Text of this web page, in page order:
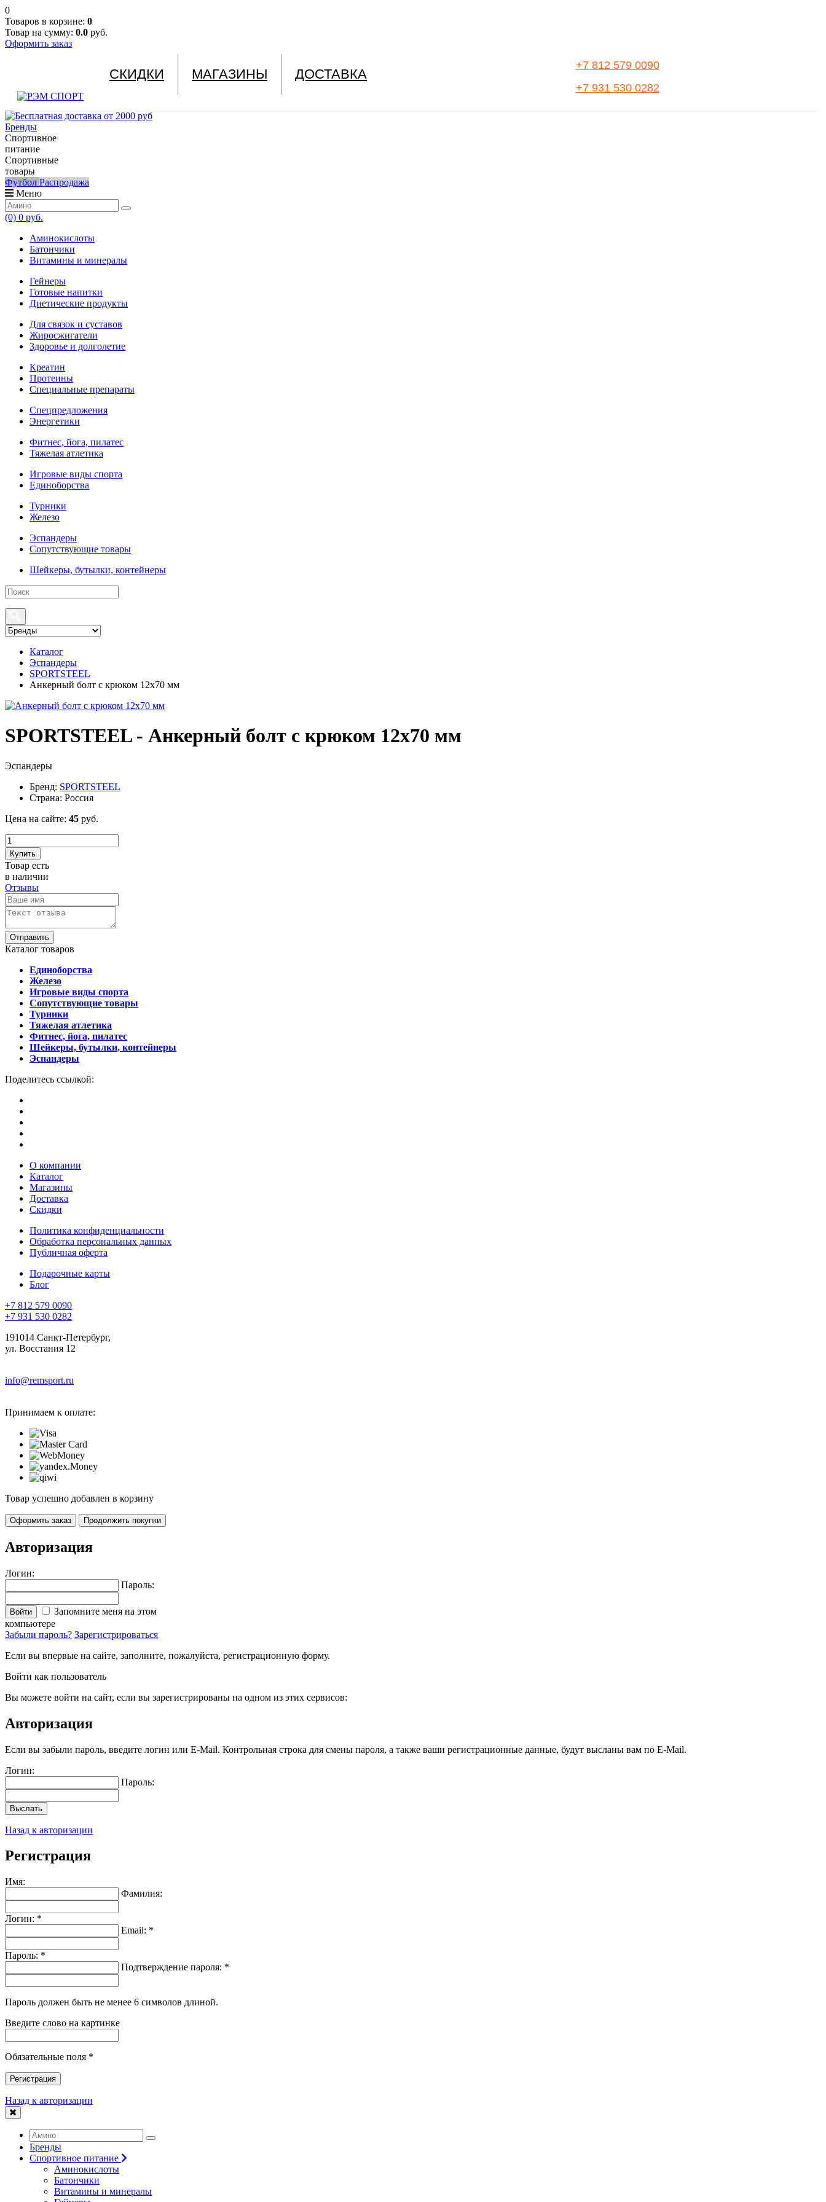
0
Товаров в корзине: 0
Товар на сумму: 0.0 руб.
Оформить заказ
СКИДКИ МАГАЗИНЫ ДОСТАВКА
+7 812 579 0090
+7 931 530 0282
Бренды
Спортивное
питание
Спортивные
товары
Футбол Распродажа
Меню
(0) 0 руб.
Аминокислоты
Батончики
Витамины и минералы
Гейнеры
Готовые напитки
Диетические продукты
Для связок и суставов
Жиросжигатели
Здоровье и долголетие
Креатин
Протеины
Специальные препараты
Спецпредложения
Энергетики
Фитнес, йога, пилатес
Тяжелая атлетика
Игровые виды спорта
Единоборства
Турники
Железо
Эспандеры
Сопутствующие товары
Шейкеры, бутылки, контейнеры
Каталог
Эспандеры
SPORTSTEEL
Анкерный болт с крюком 12х70 мм
SPORTSTEEL - Анкерный болт с крюком 12х70 мм
Эспандеры
Бренд: SPORTSTEEL
Страна: Россия
Цена на сайте: 45 руб.
Купить
Товар есть
в наличии
Отзывы
Отправить
Каталог товаров
Единоборства
Железо
Игровые виды спорта
Сопутствующие товары
Турники
Тяжелая атлетика
Фитнес, йога, пилатес
Шейкеры, бутылки, контейнеры
Эспандеры
Поделитесь ссылкой:
О компании
Каталог
Магазины
Доставка
Скидки
Политика конфиденциальности
Обработка персональных данных
Публичная оферта
Подарочные карты
Блог
+7 812 579 0090
+7 931 530 0282
191014 Санкт-Петербург,
ул. Восстания 12
info@remsport.ru
Принимаем к оплате:
Товар успешно добавлен в корзину
Оформить заказ Продолжить покупки
Авторизация
Логин:
Пароль:
Войти
Запомните меня на этом
компьютере
Забыли пароль? Зарегистрироваться
Если вы впервые на сайте, заполните, пожалуйста, регистрационную форму.
Войти как пользователь
Вы можете войти на сайт, если вы зарегистрированы на одном из этих сервисов:
Авторизация
Если вы забыли пароль, введите логин или E-Mail. Контрольная строка для смены пароля, а также ваши регистрационные данные, будут высланы вам по E-Mail.
Логин:
Пароль:
Выслать
Назад к авторизации
Регистрация
Имя:
Фамилия:
Логин: *
Email: *
Пароль: *
Подтверждение пароля: *
Пароль должен быть не менее 6 символов длиной.
Введите слово на картинке
Обязательные поля *
Регистрация
Назад к авторизации
Бренды
Спортивное питание
Аминокислоты
Батончики
Витамины и минералы